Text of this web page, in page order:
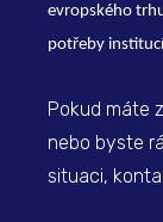
evropského
potřeby
Pokud máte
nebo byste
situaci,